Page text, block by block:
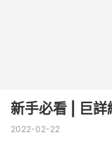
新手必看 | 巨
2022-02-22